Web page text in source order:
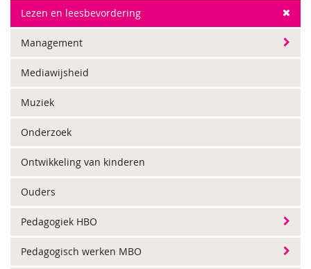
Lezen en leesbevordering
Management
Mediawijsheid
Muziek
Onderzoek
Ontwikkeling van kinderen
Ouders
Pedagogiek HBO
Pedagogisch werken MBO